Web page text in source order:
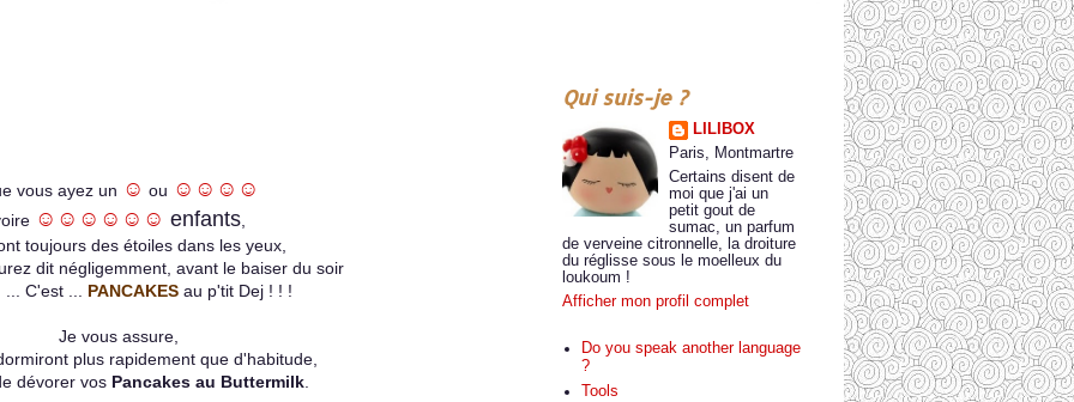
vous ayez un ☺ ou ☺☺☺☺
☺☺☺☺☺☺ enfants,
toujours des étoiles dans les yeux,
dit négligemment, avant le baiser du soir
C'est ... PANCAKES au p'tit Dej ! ! !
Je vous assure,
plus rapidement que d'habitude,
dévorer vos Pancakes au Buttermilk
Qui suis-je ?
LILIBOX
Paris, Montmartre
Certains disent de
moi que j'ai un
petit gout de
sumac, un parfum
de verveine citronnelle, la droiture
du réglisse sous le moelleux du
loukoum !
Afficher mon profil complet
Do you speak another language
?
Tools